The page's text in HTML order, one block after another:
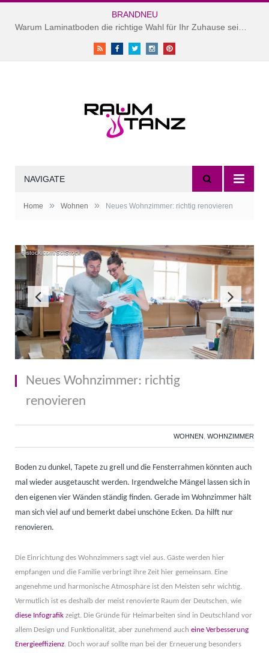
BRANDNEU
Warum Laminatboden die richtige Wahl für Ihr Zuhause sein könnte
RSS FacebookTwitterinstagramPinterest
NAVIGATE
Home » Wohnen » Neues Wohnzimmer: richtig renovieren
©istock.com/SolStock
Neues Wohnzimmer: richtig
renovieren
WOHNEN, WOHNZIMMER
Boden zu dunkel, Tapete zu grell und die Fensterrahmen könnten auch
mal wieder ausgetauscht werden. Irgendwelche Mängel lassen sich in
den eigenen vier Wänden ständig finden. Gerade im Wohnzimmer hält
man sich viel auf und bemerkt dabei unschöne Ecken. Da hilft nur
renovieren.
Die Einrichtung des Wohnzimmers sagt viel aus. Gäste werden hier
empfangen und die Familie verbringt ihre Zeit hier gemeinsam. Eine
angenehme und harmonische Atmosphäre ist den Meisten sehr wichtig.
Vermutlich ist es deshalb der meist renovierte Raum der Deutschen, wie
diese Infografik zeigt. Die Gründe für Heimarbeiten sind in Deutschland vor
allem Design und Funktionalität, aber zunehmend auch eine Verbesserung
Energieeffizienz. Doch worauf sollte man bei der Erneuerung besonders